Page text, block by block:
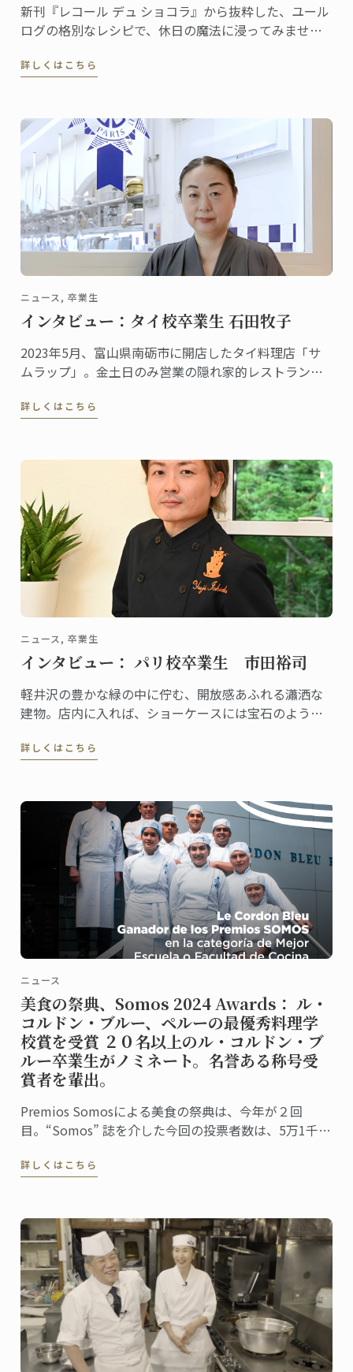
新刊『レコール デュ ショコラ』から抜粋した、ユール
ログの格別なレシピで、休日の魔法に浸ってみません
ゲストを喜ばせ、クリスマスのテーブルを盛り上げる
詳しくはこちら
ニュース, 卒業生
インタビュー：タイ校卒業生 石田牧子
2023年5月、富山県南砺市に開店したタイ料理店「サ
ムラップ」。金土日のみ営業の隠れ家的レストランに
既に評判、地元客はもちろん、遠くから足を延ばす人
詳しくはこちら
ニュース, 卒業生
インタビュー： パリ校卒業生 市田裕司
軽井沢の豊かな緑の中に佇む、開放感あふれる瀟洒な
建物。店内に入れば、ショーケースには宝石のように
誘います。
詳しくはこちら
ニュース
美食の祭典、Somos 2024 Awards： ル・
コルドン・ブルー、ペルーの最優秀料理学
校賞を受賞 ２０名以上のル・コルドン・ブ
ルー卒業生がノミネート。名誉ある称号受
賞者を輩出。
Premios Somosによる美食の祭典は、今年が２回
目。“Somos” 誌を介した今回の投票者数は、5万1千人
ラン、および関連企業を称え４０部門における受賞
詳しくはこちら